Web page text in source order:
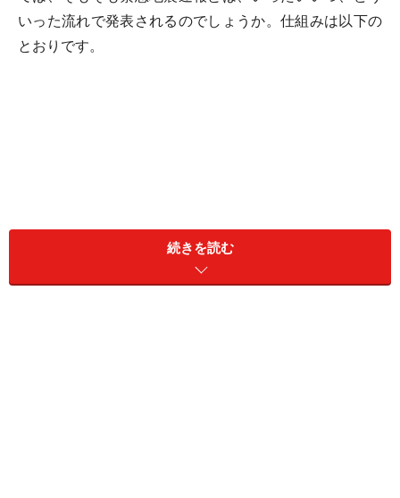
いった流れで発表されるのでしょうか。仕組みは以下の
とおりです。
続きを読む